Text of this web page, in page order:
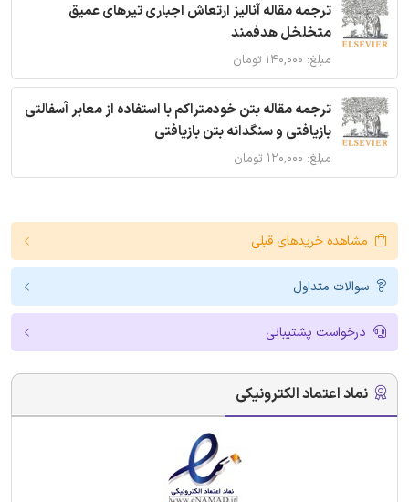
ترجمه مقاله آنالیز ارتعاش اجباری تیرهای عمیق
متخلخل هدفمند
مبلغ: ۱۴۰,۰۰۰ تومان
ترجمه مقاله بتن خودمتراکم با استفاده از معابر آسفالتی
بازیافتی و سنگدانه بتن بازیافتی
مبلغ: ۱۲۰,۰۰۰ تومان
مشاهده خریدهای قبلی
سوالات متداول
درخواست پشتیبانی
نماد اعتماد الکترونیکی